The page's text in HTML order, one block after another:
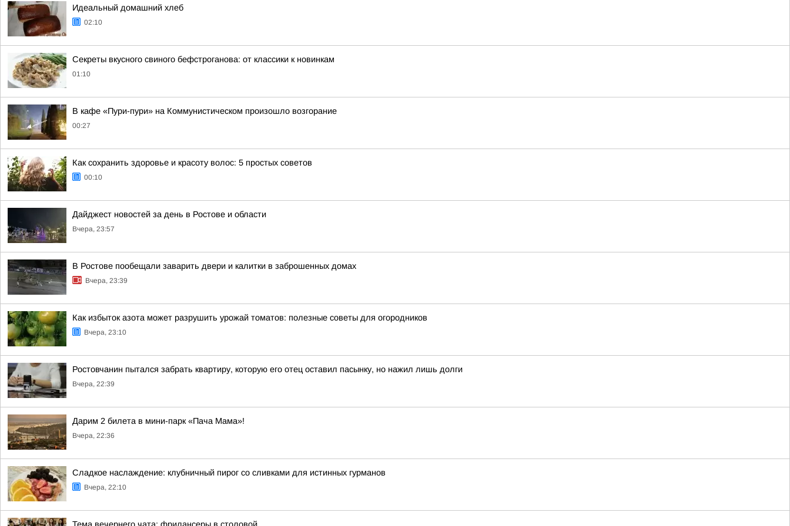
Идеальный домашний хлеб
02:10
Секреты вкусного свиного бефстроганова: от классики к новинкам
01:10
В кафе «Пури-пури» на Коммунистическом произошло возгорание
00:27
Как сохранить здоровье и красоту волос: 5 простых советов
00:10
Дайджест новостей за день в Ростове и области
Вчера, 23:57
В Ростове пообещали заварить двери и калитки в заброшенных домах
Вчера, 23:39
Как избыток азота может разрушить урожай томатов: полезные советы для огородников
Вчера, 23:10
Ростовчанин пытался забрать квартиру, которую его отец оставил пасынку, но нажил лишь долги
Вчера, 22:39
Дарим 2 билета в мини-парк «Пача Мама»!
Вчера, 22:36
Сладкое наслаждение: клубничный пирог со сливками для истинных гурманов
Вчера, 22:10